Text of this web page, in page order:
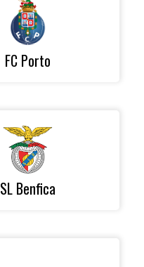
FC Porto
SL Benfica